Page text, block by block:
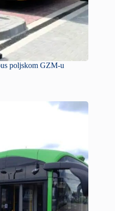
poljskom GZM-u